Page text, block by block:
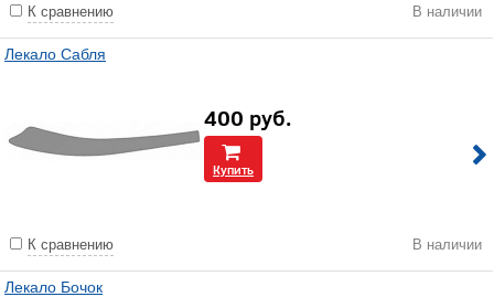
К сравнению В наличии
Лекало Сабля
400 руб.
Купить
К сравнению В наличии
Лекало Бочок